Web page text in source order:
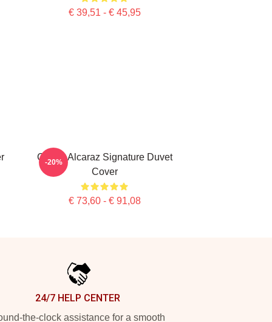
€ 39,51 - € 45,95
Carlos Alcaraz Signature Duvet
Cover
€ 73,60 - € 91,08
-20%
24/7 HELP CENTER
the-clock assistance for a smooth